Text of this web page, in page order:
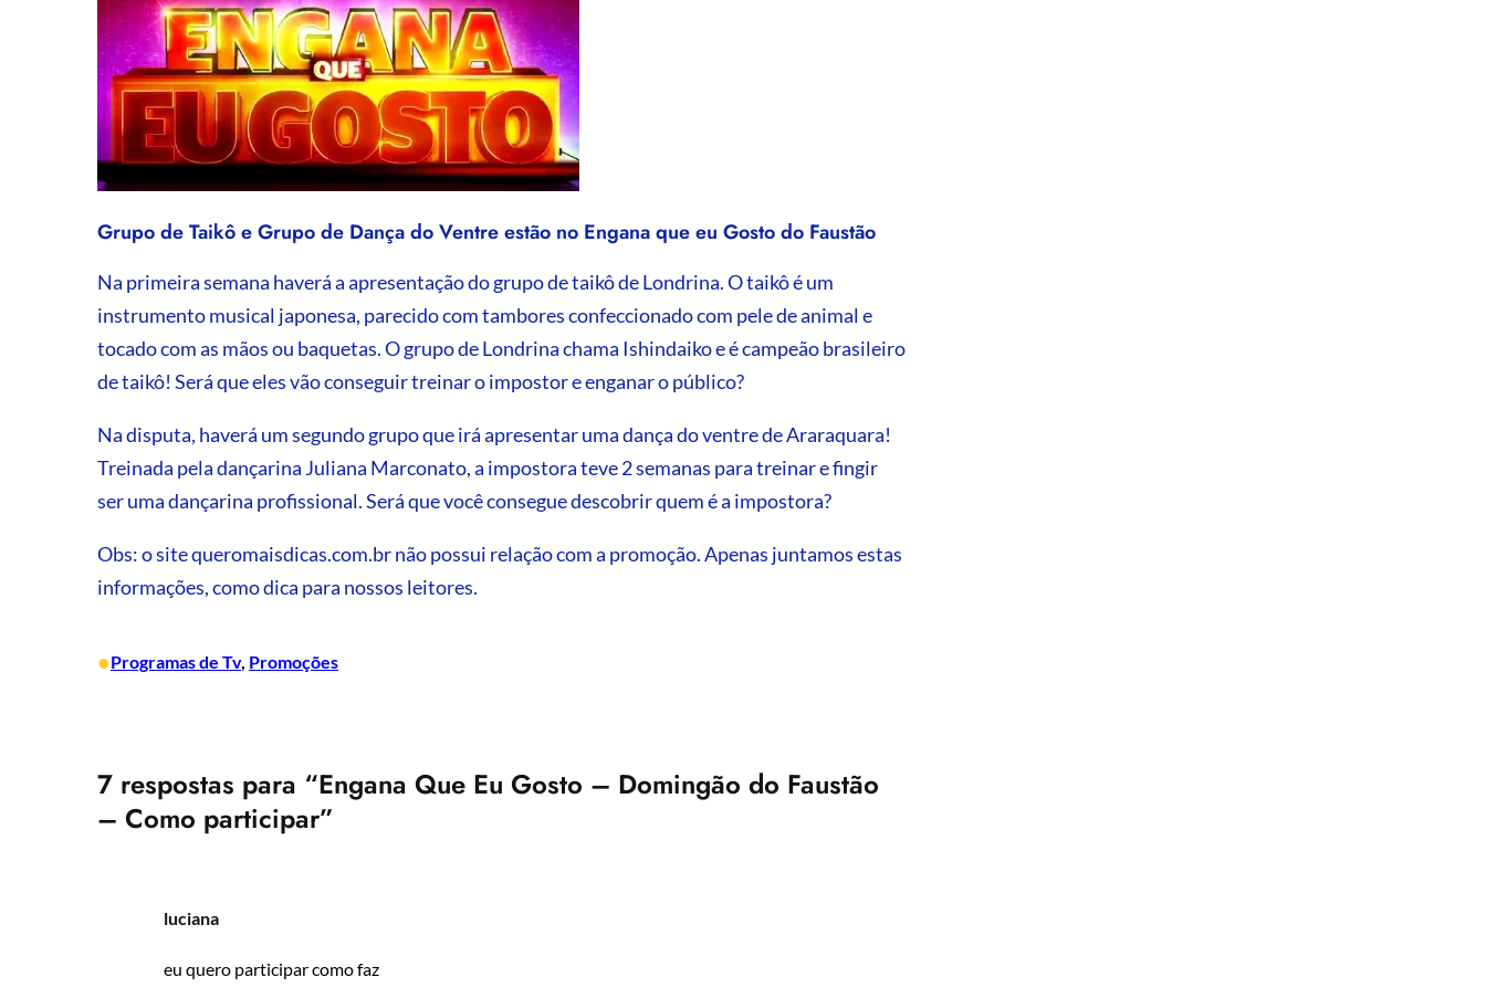
Grupo de Taikô e Grupo de Dança do Ventre estão no Engana que eu Gosto do Faustão
Na primeira semana haverá a apresentação do grupo de taikô de Londrina. O taikô é um
instrumento musical japonesa, parecido com tambores confeccionado com pele de animal e
tocado com as mãos ou baquetas. O grupo de Londrina chama Ishindaiko e é campeão brasileiro
de taikô! Será que eles vão conseguir treinar o impostor e enganar o público?
Na disputa, haverá um segundo grupo que irá apresentar uma dança do ventre de Araraquara!
Treinada pela dançarina Juliana Marconato, a impostora teve 2 semanas para treinar e fingir
ser uma dançarina profissional. Será que você consegue descobrir quem é a impostora?
Obs: o site queromaisdicas.com.br não possui relação com a promoção. Apenas juntamos estas
informações, como dica para nossos leitores.
•Programas de Tv, Promoções
7 respostas para “Engana Que Eu Gosto – Domingão do Faustão
– Como participar”
luciana
eu quero participar como faz